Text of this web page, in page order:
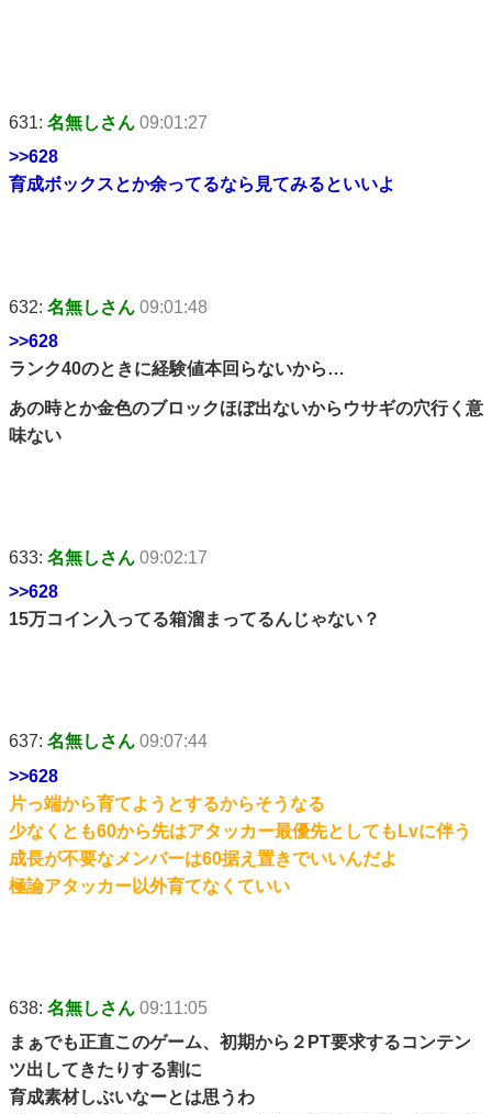
631: 名無しさん 09:01:27
>>628
育成ボックスとか余ってるなら見てみるといいよ
632: 名無しさん 09:01:48
>>628
ランク40のときに経験値本回らないから…
あの時とか金色のブロックほぼ出ないからウサギの穴行く意
味ない
633: 名無しさん 09:02:17
>>628
15万コイン入ってる箱溜まってるんじゃない？
637: 名無しさん 09:07:44
>>628
片っ端から育てようとするからそうなる
少なくとも60から先はアタッカー最優先としてもLvに伴う
成長が不要なメンバーは60据え置きでいいんだよ
極論アタッカー以外育てなくていい
638: 名無しさん 09:11:05
まぁでも正直このゲーム、初期から２PT要求するコンテン
ツ出してきたりする割に
育成素材しぶいなーとは思うわ